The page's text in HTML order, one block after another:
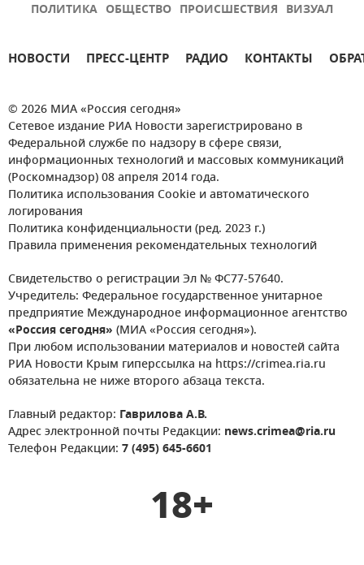
ПОЛИТИКА ОБЩЕСТВО ПРОИСШЕСТВИЯ ВИЗУАЛ
НОВОСТИ ПРЕСС-ЦЕНТР РАДИО КОНТАКТЫ
© 2026 МИА «Россия сегодня»
Сетевое издание РИА Новости зарегистрировано в
Федеральной службе по надзору в сфере связи,
информационных технологий и массовых коммуникаций
(Роскомнадзор) 08 апреля 2014 года.
Политика использования Cookie и автоматического
логирования
Политика конфиденциальности (ред. 2023 г.)
Правила применения рекомендательных технологий
Свидетельство о регистрации Эл № ФС77-57640.
Учредитель: Федеральное государственное унитарное
предприятие Международное информационное агентство
«Россия сегодня» (МИА «Россия сегодня»).
При любом использовании материалов и новостей сайта
РИА Новости Крым гиперссылка на https://crimea.ria.ru
обязательна не ниже второго абзаца текста.
Главный редактор: Гаврилова А.В.
Адрес электронной почты Редакции: news.crimea@ria.ru
Телефон Редакции: 7 (495) 645-6601
18+